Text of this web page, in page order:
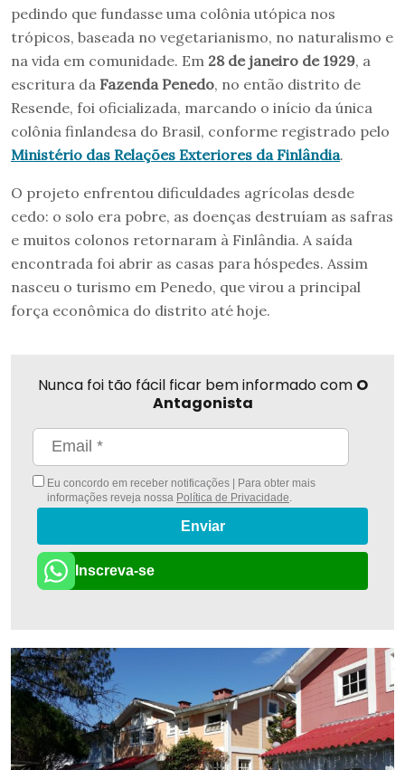
pedindo que fundasse uma colônia utópica nos
trópicos, baseada no vegetarianismo, no naturalismo e
na vida em comunidade. Em 28 de janeiro de 1929, a
escritura da Fazenda Penedo, no então distrito de
Resende, foi oficializada, marcando o início da única
colônia finlandesa do Brasil, conforme registrado pelo
Ministério das Relações Exteriores da Finlândia.
O projeto enfrentou dificuldades agrícolas desde
cedo: o solo era pobre, as doenças destruíam as safras
e muitos colonos retornaram à Finlândia. A saída
encontrada foi abrir as casas para hóspedes. Assim
nasceu o turismo em Penedo, que virou a principal
força econômica do distrito até hoje.
Nunca foi tão fácil ficar bem informado com O
Antagonista
Eu concordo em receber notificações | Para obter mais
informações reveja nossa Política de Privacidade
Enviar
Inscreva-se